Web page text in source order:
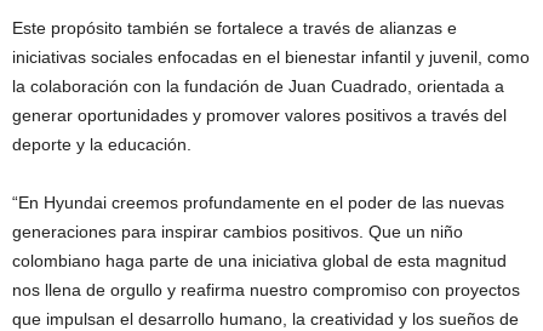
Este propósito también se fortalece a través de alianzas e
iniciativas sociales enfocadas en el bienestar infantil y juvenil, como
la colaboración con la fundación de Juan Cuadrado, orientada a
generar oportunidades y promover valores positivos a través del
deporte y la educación.
“En Hyundai creemos profundamente en el poder de las nuevas
generaciones para inspirar cambios positivos. Que un niño
colombiano haga parte de una iniciativa global de esta magnitud
nos llena de orgullo y reafirma nuestro compromiso con proyectos
que impulsan el desarrollo humano, la creatividad y los sueños de